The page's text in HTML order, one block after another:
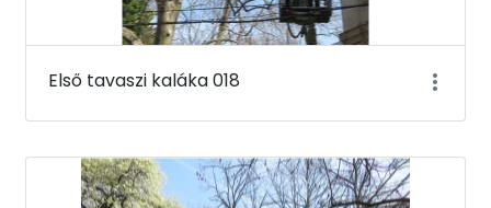
Első tavaszi kaláka 018